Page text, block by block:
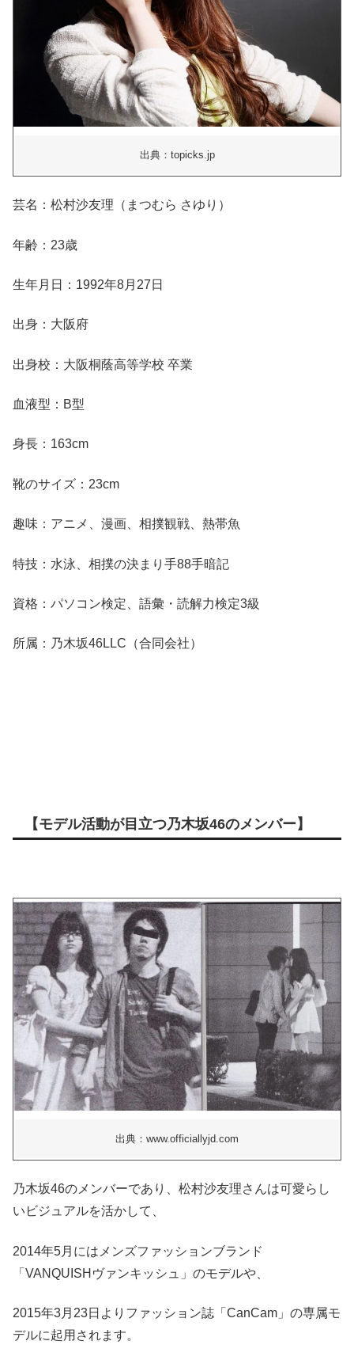
出典：topicks.jp
芸名：松村沙友理（まつむら さゆり）
年齢：23歳
生年月日：1992年8月27日
出身：大阪府
出身校：大阪桐蔭高等学校 卒業
血液型：B型
身長：163cm
靴のサイズ：23cm
趣味：アニメ、漫画、相撲観戦、熱帯魚
特技：水泳、相撲の決まり手88手暗記
資格：パソコン検定、語彙・読解力検定3級
所属：乃木坂46LLC（合同会社）
【モデル活動が目立つ乃木坂46のメンバー】
出典：www.officiallyjd.com
乃木坂46のメンバーであり、松村沙友理さんは可愛らし
いビジュアルを活かして、
2014年5月にはメンズファッションブランド
「VANQUISHヴァンキッシュ」のモデルや、
2015年3月23日よりファッション誌「CanCam」の専属モ
デルに起用されます。